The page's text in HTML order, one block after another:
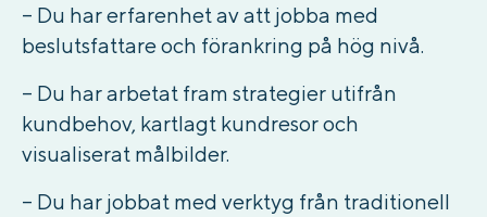
– Du har erfarenhet av att jobba med
beslutsfattare och förankring på hög nivå.
– Du har arbetat fram strategier utifrån
kundbehov, kartlagt kundresor och
visualiserat målbilder.
– Du har jobbat med verktyg från traditionell